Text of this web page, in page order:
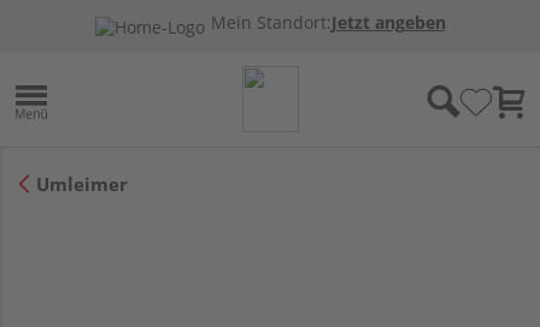
Mein Standort:Jetzt angeben
Umleimer